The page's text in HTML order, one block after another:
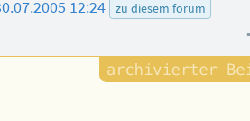
12:24 zu diesem forum